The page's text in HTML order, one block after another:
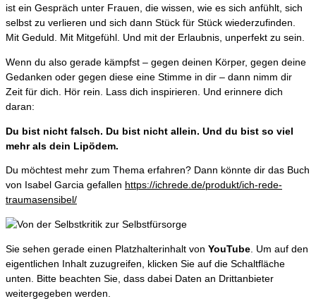
ist ein Gespräch unter Frauen, die wissen, wie es sich anfühlt, sich
selbst zu verlieren und sich dann Stück für Stück wiederzufinden.
Mit Geduld. Mit Mitgefühl. Und mit der Erlaubnis, unperfekt zu sein.
Wenn du also gerade kämpfst – gegen deinen Körper, gegen deine
Gedanken oder gegen diese eine Stimme in dir – dann nimm dir
Zeit für dich. Hör rein. Lass dich inspirieren. Und erinnere dich
daran:
Du bist nicht falsch. Du bist nicht allein. Und du bist so viel
mehr als dein Lipödem.
Du möchtest mehr zum Thema erfahren? Dann könnte dir das Buch
von Isabel Garcia gefallen https://ichrede.de/produkt/ich-rede-
traumasensibel/
Sie sehen gerade einen Platzhalterinhalt von YouTube . Um auf den
eigentlichen Inhalt zuzugreifen, klicken Sie auf die Schaltfläche
unten. Bitte beachten Sie, dass dabei Daten an Drittanbieter
weitergegeben werden.